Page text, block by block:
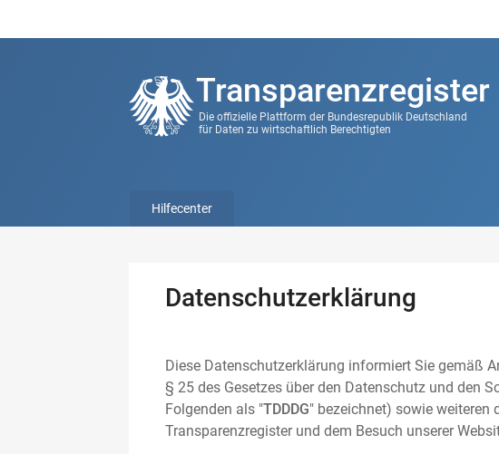
Transparenzregister
Die offizielle Plattform der Bundesrepublik Deutschland
für Daten zu wirtschaftlich Berechtigten
Hilfecenter
Datenschutzerklärung
Diese Datenschutzerklärung informiert Sie gemäß
§ 25 des Gesetzes über den Datenschutz und den
Folgenden als "TDDDG" bezeichnet) sowie weiteren
Transparenzregister und dem Besuch unserer